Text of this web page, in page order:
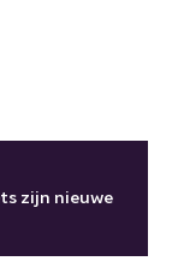
zijn nieuwe